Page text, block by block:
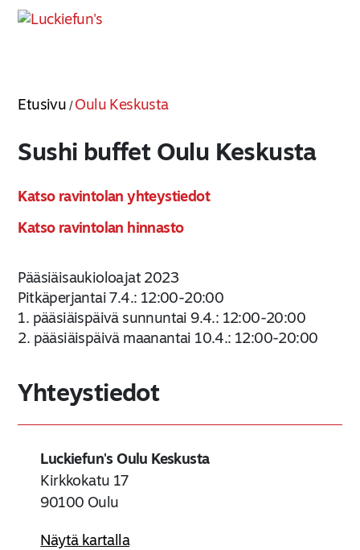
Etusivu / Oulu Keskusta
Sushi buffet Oulu Keskusta
Katso ravintolan yhteystiedot
Katso ravintolan hinnasto
Pääsiäisaukioloajat 2023
Pitkäperjantai 7.4.: 12:00-20:00
1. pääsiäispäivä sunnuntai 9.4.: 12:00-20:00
2. pääsiäispäivä maanantai 10.4.: 12:00-20:00
Yhteystiedot
Luckiefun's Oulu Keskusta
Kirkkokatu 17
90100 Oulu
Näytä kartalla